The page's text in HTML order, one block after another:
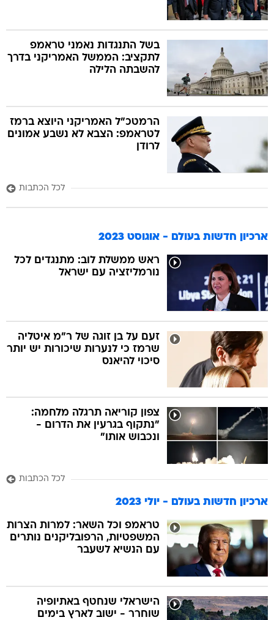
בשל התנגדות נאמני טראמפ
לתקציב: הממשל האמריקני בדרך
להשבתה הלילה
הרמטכ"ל האמריקני היוצא ברמז
לטראמפ: הצבא לא נשבע אמונים
לרודן
לכל הכתבות
ארכיון חדשות בעולם - אוגוסט 2023
ראש ממשלת לוב: מתנגדים לכל
נורמליזציה עם ישראל
זעם על בן זוגה של ר"מ איטליה
שרמז כי לנערות שיכורות יש יותר
סיכוי להיאנס
צפון קוריאה תרגלה מלחמה:
"נתקוף בגרעין את הדרום -
ונכבוש אותו"
לכל הכתבות
ארכיון חדשות בעולם - יולי 2023
טראמפ וכל השאר: למרות הצרות
המשפטיות, הרפובליקנים נותרים
עם הנשיא לשעבר
הישראלי שנחטף באתיופיה
שוחרר - ישוב לארץ בימים